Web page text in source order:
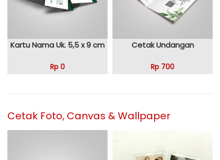
Kartu Nama Uk. 5,5 x 9 cm
Rp 0
Cetak Undangan
Rp 700
Cetak Foto, Canvas & Wallpaper